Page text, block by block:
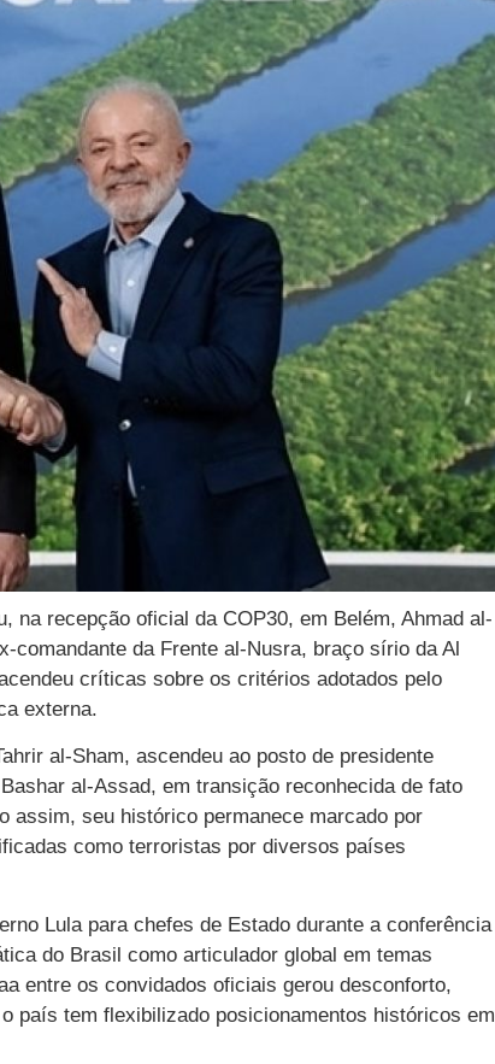
na recepção oficial da COP30, em Belém, Ahmad al-
da Frente al-Nusra, braço sírio da Al
críticas sobre os critérios adotados pelo
externa.
al-Sham, ascendeu ao posto de presidente
al-Assad, em transição reconhecida de fato
assim, seu histórico permanece marcado por
como terroristas por diversos países
Lula para chefes de Estado durante a conferência
do Brasil como articulador global em temas
entre os convidados oficiais gerou desconforto,
país tem flexibilizado posicionamentos históricos em